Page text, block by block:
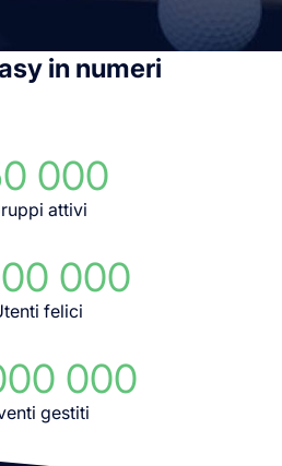
in numeri
000
attivi
000
felici
000
gestiti